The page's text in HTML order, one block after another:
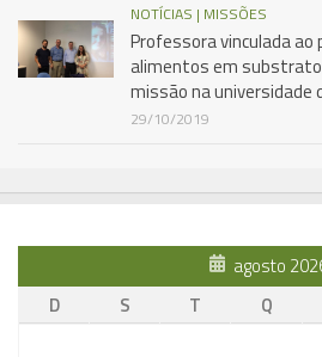
NOTÍCIAS | MISSÕES
Professora vinculada ao
alimentos em
missão na universidade
29/10/2019
agosto
D
S T Q